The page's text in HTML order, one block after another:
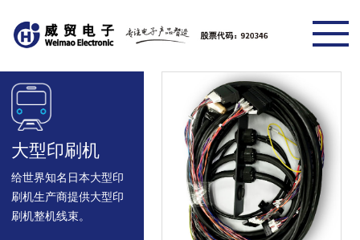
大型印刷机
给世界知名日本大型印
刷机生产商提供大型印
刷机整机线束。